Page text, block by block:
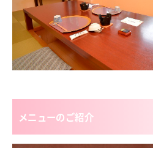
メニューのご紹介